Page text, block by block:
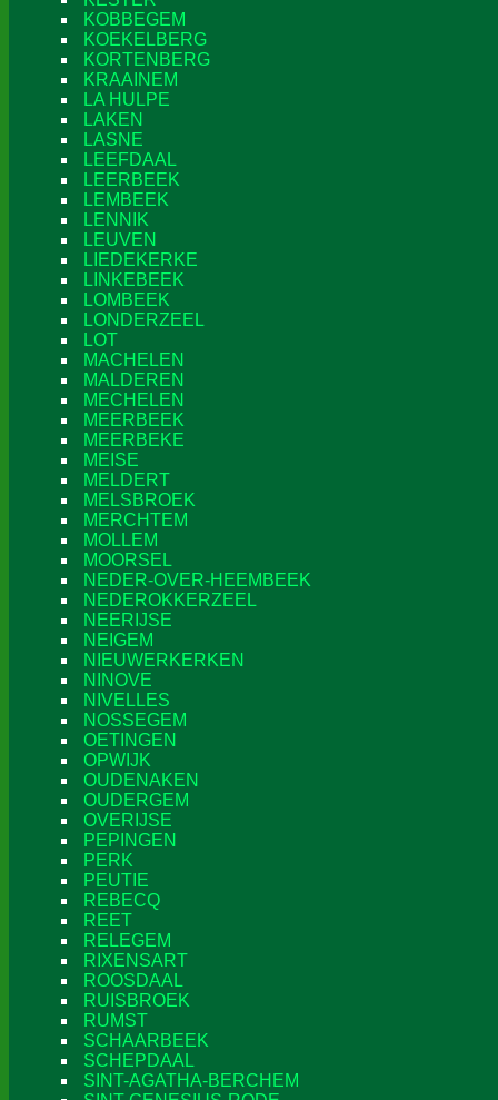
KOBBEGEM
KOEKELBERG
KORTENBERG
KRAAINEM
LA HULPE
LAKEN
LASNE
LEEFDAAL
LEERBEEK
LEMBEEK
LENNIK
LEUVEN
LIEDEKERKE
LINKEBEEK
LOMBEEK
LONDERZEEL
LOT
MACHELEN
MALDEREN
MECHELEN
MEERBEEK
MEERBEKE
MEISE
MELDERT
MELSBROEK
MERCHTEM
MOLLEM
MOORSEL
NEDER-OVER-HEEMBEEK
NEDEROKKERZEEL
NEERIJSE
NEIGEM
NIEUWERKERKEN
NINOVE
NIVELLES
NOSSEGEM
OETINGEN
OPWIJK
OUDENAKEN
OUDERGEM
OVERIJSE
PEPINGEN
PERK
PEUTIE
REBECQ
REET
RELEGEM
RIXENSART
ROOSDAAL
RUISBROEK
RUMST
SCHAARBEEK
SCHEPDAAL
SINT-AGATHA-BERCHEM